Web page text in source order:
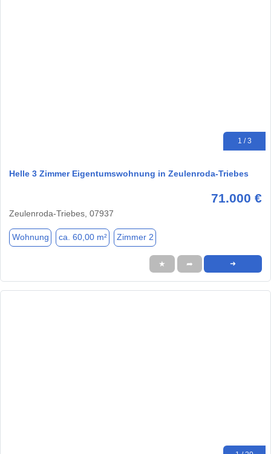
1 / 3
Helle 3 Zimmer Eigentumswohnung in Zeulenroda-Triebes
71.000 €
Zeulenroda-Triebes, 07937
Wohnung ca. 60,00 m² Zimmer 2
★ ➦ ➜